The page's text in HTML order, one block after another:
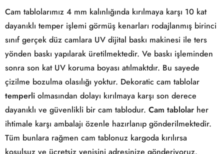
Cam tablolarımız 4 mm kalınlığında kırılmaya karşı 10 kat
dayanıklı temper işlemi görmüş kenarları rodajlanmış birinci
sınıf gerçek düz camlara UV dijital baskı makinesi ile ters
yönden baskı yapılarak üretilmektedir. Ve baskı işleminden
sonra son kat UV koruma boyası atılmaktdır. Bu sayede
çizilme bozulma olasılığı yoktur. Dekoratic cam tablolar
temperli olmasından dolayı kırılmaya karşı son derece
dayanıklı ve güvenlikli bir cam tablodur. Cam tablolar her
ihtimale karşı ambalajı özenle hazırlanıp gönderilmektedir.
Tüm bunlara rağmen cam tablonuz kargoda kırılırsa
koşulsuz ve ücretsiz yenisini adresinize gönderiyoruz.